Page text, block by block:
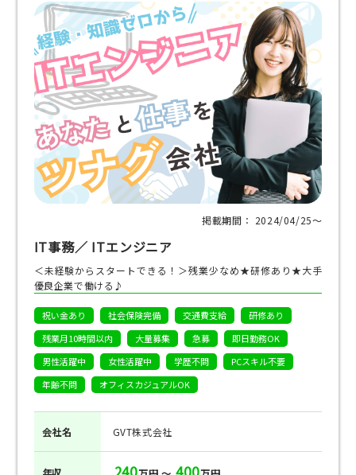
掲載期間： 2024/04/25〜
IT事務／ ITエンジニア
＜未経験からスタートできる！＞残業少なめ★研修あり★大手
優良企業で働ける♪
祝い金あり 社会保険完備 交通費支給
研修あり
残業月10時間以内
大量募集 急募
即日勤務OK
男性活躍中
女性活躍中 学歴不問
PCスキル不要
年齢不問
オフィスカジュアルOK
会社名 GVT株式会社
年収